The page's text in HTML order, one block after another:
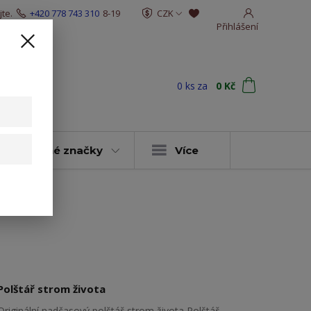
CZK
Přihlášení
+420 778 743 310 8-19
0 ks za 0 Kč
vybrané značky Více
strom života